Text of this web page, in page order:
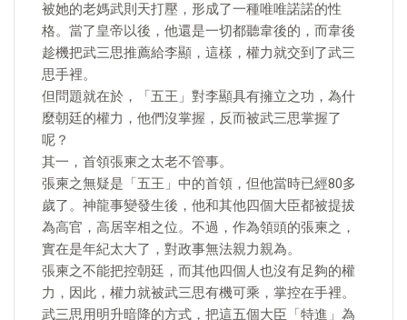
被她的老媽武則天打壓，形成了一種唯唯諾諾的性
格。當了皇帝以後，他還是一切都聽韋後的，而韋後
趁機把武三思推薦給李顯，這樣，權力就交到了武三
思手裡。
但問題就在於，「五王」對李顯具有擁立之功，為什
麼朝廷的權力，他們沒掌握，反而被武三思掌握了
呢？
其一，首領張柬之太老不管事。
張柬之無疑是「五王」中的首領，但他當時已經80多
歲了。神龍事變發生後，他和其他四個大臣都被提拔
為高官，高居宰相之位。不過，作為領頭的張柬之，
實在是年紀太大了，對政事無法親力親為。
張柬之不能把控朝廷，而其他四個人也沒有足夠的權
力，因此，權力就被武三思有機可乘，掌控在手裡。
武三思用明升暗降的方式，把這五個大臣「特進」為